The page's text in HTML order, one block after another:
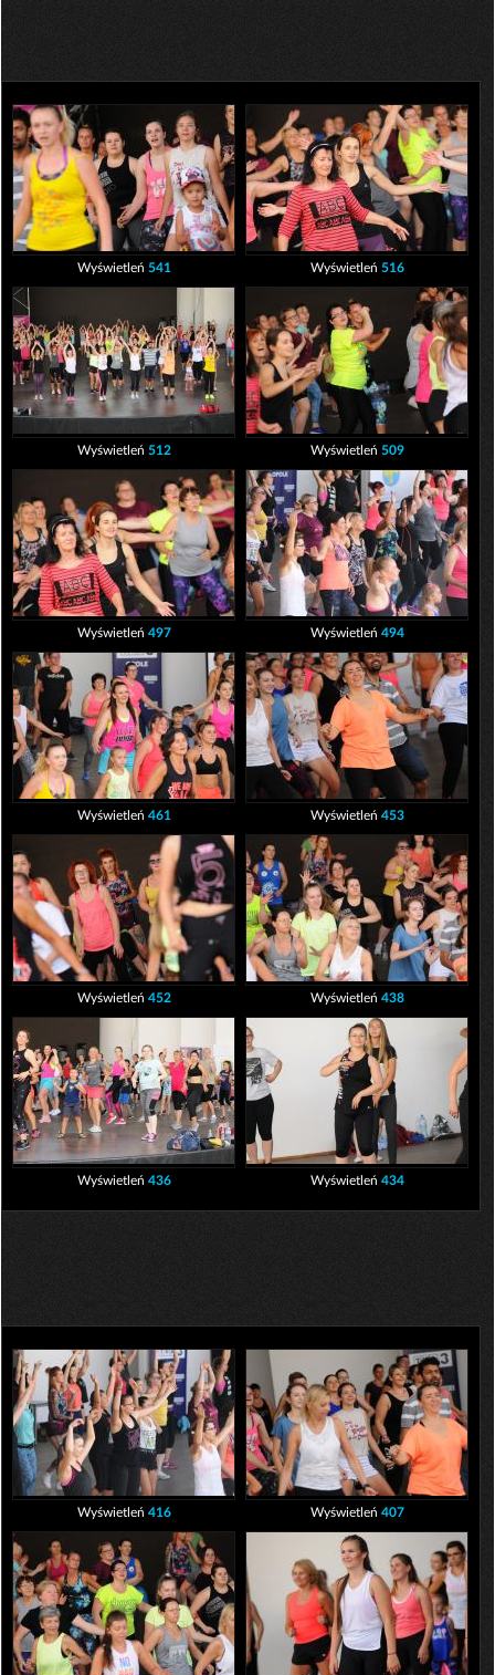
Wyświetleń 541 Wyświetleń 516
Wyświetleń 512 Wyświetleń 509
Wyświetleń 497 Wyświetleń 494
Wyświetleń 461 Wyświetleń 453
Wyświetleń 452 Wyświetleń 438
Wyświetleń 436 Wyświetleń 434
Wyświetleń 416 Wyświetleń 407